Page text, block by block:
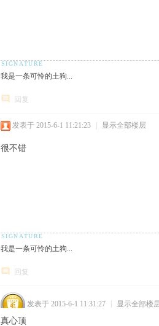
我是一条可怜的土狗...
回复
发表于 2015-6-1 11:21:23 | 显示全部楼层
很不错
我是一条可怜的土狗...
回复
发表于 2015-6-1 11:31:27 显示全部楼
真心顶